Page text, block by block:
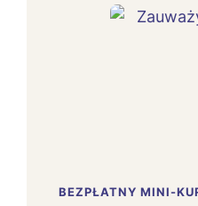
BEZPŁATNY MINI-